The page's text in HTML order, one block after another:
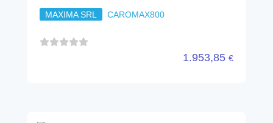
MAXIMA SRL CAROMAX800
1.953,85 €